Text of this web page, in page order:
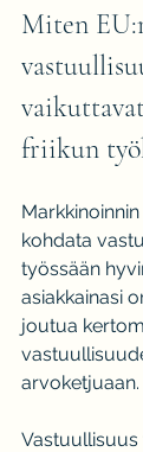
Miten
friikun
kohdata
työssään
asiakkainasi
joutua
arvoketjuaan.